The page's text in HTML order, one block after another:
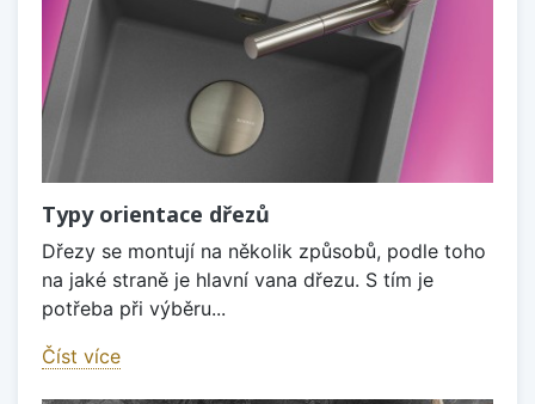
Typy orientace dřezů
Dřezy se montují na několik způsobů, podle toho
na jaké straně je hlavní vana dřezu. S tím je
potřeba při výběru...
Číst více